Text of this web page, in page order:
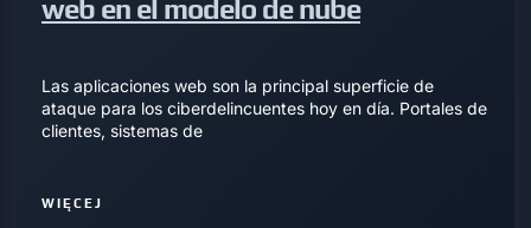
web en el modelo de nube
Las aplicaciones web son la principal superficie de
ataque para los ciberdelincuentes hoy en día. Portales de
clientes, sistemas de
WIĘCEJ